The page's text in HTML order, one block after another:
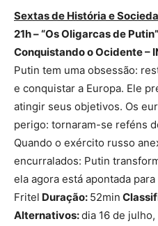
Sextas de História e
21h – “Os Oligarcas de
Conquistando o Ocidente –
Putin tem uma obsessão:
e conquistar a Europa. Ele
atingir seus objetivos. Os
perigo: tornaram-se reféns
Quando o exército russo
encurralados: Putin
ela agora está apontada para
Fritel Duração: 52min
Alternativos:dia 16 de julho,